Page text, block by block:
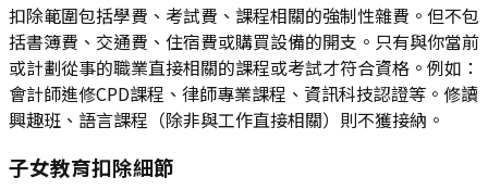
扣除範圍包括學費、考試費、課程相關的強制性雜費。但不包
括書簿費、交通費、住宿費或購買設備的開支。只有與你當前
或計劃從事的職業直接相關的課程或考試才符合資格。例如：
會計師進修CPD課程、律師專業課程、資訊科技認證等。修讀
興趣班、語言課程（除非與工作直接相關）則不獲接納。
子女教育扣除細節